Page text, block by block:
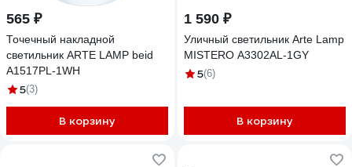
565 ₽
Точечный накладной
светильник ARTE LAMP beid
A1517PL-1WH
5(3)
В корзину
1 590 ₽
Уличный светильник Arte Lamp
MISTERO A3302AL-1GY
5(6)
В корзину